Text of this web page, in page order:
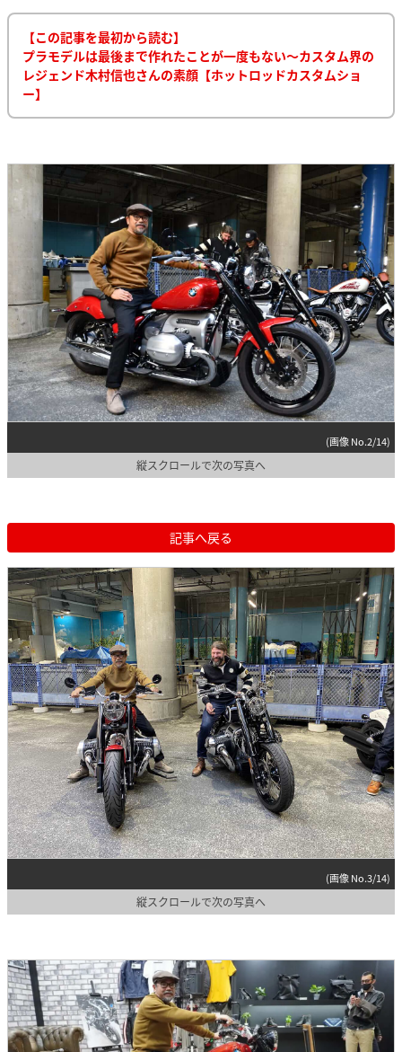
【この記事を最初から読む】
プラモデルは最後まで作れたことが一度もない〜カスタム界の
レジェンド木村信也さんの素顔【ホットロッドカスタムショ
ー】
(画像 No.2/14)
縦スクロールで次の写真へ
記事へ戻る
(画像 No.3/14)
縦スクロールで次の写真へ